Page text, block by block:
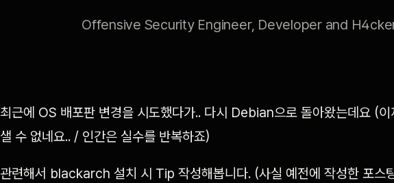
Offensive Security Engineer, Developer and
최근에 OS 배포판 변경을 시도했다가.. 다시 Debian으로 돌아왔는데요 (
샐 수 없네요.. / 인간은 실수를 반복하죠)
관련해서 blackarch 설치 시 Tip 작성해봅니다. (사실 예전에 작성한 포스